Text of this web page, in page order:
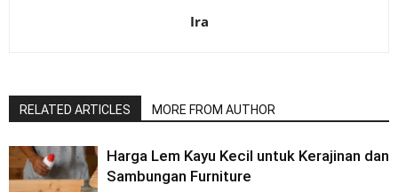
Ira
RELATED ARTICLES MORE FROM AUTHOR
Harga Lem Kayu Kecil untuk Kerajinan dan
Sambungan Furniture